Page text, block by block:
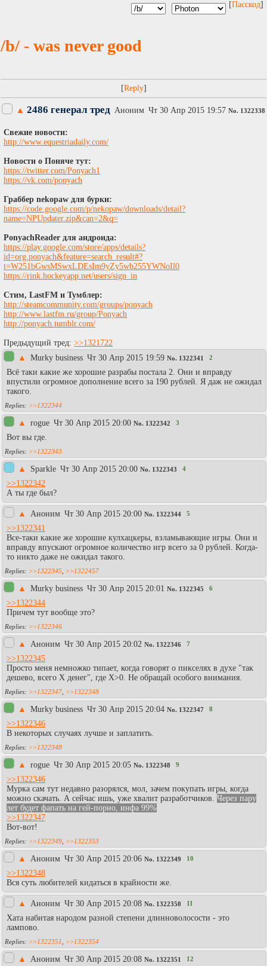
[Пасскод]
/b/ - was never good
[ ]
▲ 2486 генерал тред Аноним Чт 30 Апр 2015 19:57 No. 1322338
Свежие новости:
http://www.equestriadaily.com/
Новости о Поняче тут:
https://twitter.com/Ponyach1
https://vk.com/ponyach
Граббер nekopaw для бурки:
https://code.google.com/p/nekopaw/downloads/detail?
name=NPUpdater.zip&can=2&q=
PonyachReader для андроида:
https://play.google.com/store/apps/details?
id=org.ponyach&feature=search_result#?
t=W251bGwsMSwxLDEsIm9yZy5wb255YWNoIl0
https://rink.hockeyapp.net/users/sign_in
Стим, LastFM и Тумблер:
http://steamcommunity.com/groups/ponyach
http://www.lastfm.ru/group/Ponyach
http://ponyach.tumblr.com/
Предыдущий тред: >>1321722
▲
Murky business Чт 30 Апр 2015 19:59 No. 1322341 2
Всё таки какие же хорошие разрабы постала 2. Они и вправду
впустили огромное дополнение всего за 190 рублей. Я даж не ожидал
такого.
>>1322344
▲ rogue Чт 30 Апр 2015 20:00 No. 1322342 3
Вот вы где.
>>1322343
▲ Sparkle Чт 30 Апр 2015 20:00 No. 1322343 4
>>1322342
А ты где был?
▲ Аноним Чт 30 Апр 2015 20:00 No. 1322344 5
>>1322341
Все-таки какие же хорошие кулхацкеры, взламывающие игры. Они и
вправду впускают огромное количество игр всего за 0 рублей. Когда-
то никто даже не ожидал такого.
>>1322345 >>1322457
▲ Murky business Чт 30 Апр 2015 20:01 No. 1322345 6
>>1322344
Причем тут вообще это?
>>1322346
▲ Аноним Чт 30 Апр 2015 20:02 No. 1322346 7
>>1322345
Просто меня немножко типает, когда говорят о пикселях в духе "так
дешево, всего Х денег", где Х>0. Не обращай особого внимания.
>>1322347 >>1322348
▲ Murky business Чт 30 Апр 2015 20:04 No. 1322347 8
>>1322346
В некоторых случаях лучше и заплатить.
>>1322348
▲ rogue Чт 30 Апр 2015 20:05 No. 1322348 9
>>1322346
Мурка сам тут недавно разорялся, мол, зачем покупать игры, когда
можно скачать. А сейчас ишь, уже хвалит разработчиков. Через пару
лет будет фапать на гей-порно, инфа 99%
>>1322347
Вот-вот!
>>1322349 >>1322353
▲ Аноним Чт 30 Апр 2015 20:06 No. 1322349 10
>>1322348
Вся суть любителей кидаться в крайности же.
▲ Аноним Чт 30 Апр 2015 20:08 No. 1322350 11
Хата набитая народом разной степени длинноволосости - это
лампово.
>>1322351 >>1322354
▲ Аноним Чт 30 Апр 2015 20:08 No. 1322351 12